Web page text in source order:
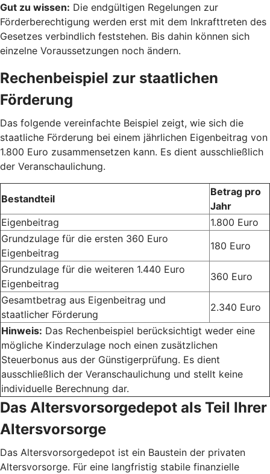
Gut zu wissen: Die endgültigen Regelungen zur
Förderberechtigung werden erst mit dem Inkrafttreten des
Gesetzes verbindlich feststehen. Bis dahin können sich
einzelne Voraussetzungen noch ändern.
Rechenbeispiel zur staatlichen
Förderung
Das folgende vereinfachte Beispiel zeigt, wie sich die
staatliche Förderung bei einem jährlichen Eigenbeitrag von
1.800 Euro zusammensetzen kann. Es dient ausschließlich
der Veranschaulichung.
Bestandteil
Betrag pro
Jahr
Eigenbeitrag
1.800 Euro
Grundzulage für die ersten 360 Euro
Eigenbeitrag
180 Euro
Grundzulage für die weiteren 1.440 Euro
Eigenbeitrag
360 Euro
Gesamtbetrag aus Eigenbeitrag und
staatlicher Förderung
2.340 Euro
Hinweis: Das Rechenbeispiel berücksichtigt weder eine
mögliche Kinderzulage noch einen zusätzlichen
Steuerbonus aus der Günstigerprüfung. Es dient
ausschließlich der Veranschaulichung und stellt keine
individuelle Berechnung dar.
Das Altersvorsorgedepot als Teil Ihrer
Altersvorsorge
Das Altersvorsorgedepot ist ein Baustein der privaten
Altersvorsorge. Für eine langfristig stabile finanzielle